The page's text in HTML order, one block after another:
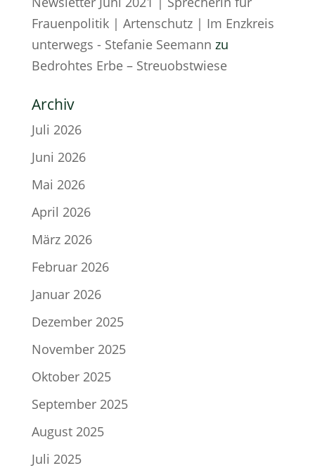
Frauenpolitik | Artenschutz | Im Enzkreis
unterwegs - Stefanie Seemann zu
Bedrohtes Erbe – Streuobstwiese
Archiv
Juli 2026
Juni 2026
Mai 2026
April 2026
März 2026
Februar 2026
Januar 2026
Dezember 2025
November 2025
Oktober 2025
September 2025
August 2025
Juli 2025